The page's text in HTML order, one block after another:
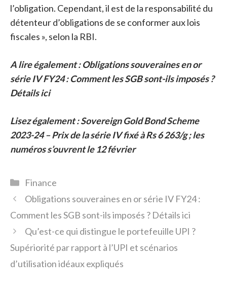
l’obligation. Cependant, il est de la responsabilité du
détenteur d’obligations de se conformer aux lois
fiscales », selon la RBI.
A lire également : Obligations souveraines en or
série IV FY24 : Comment les SGB sont-ils imposés ?
Détails ici
Lisez également : Sovereign Gold Bond Scheme
2023-24 – Prix de la série IV fixé à Rs 6 263/g ; les
numéros s’ouvrent le 12 février
Catégories
Finance
Obligations souveraines en or série IV FY24 :
Comment les SGB sont-ils imposés ? Détails ici
Qu’est-ce qui distingue le portefeuille UPI ?
Supériorité par rapport à l’UPI et scénarios
d’utilisation idéaux expliqués